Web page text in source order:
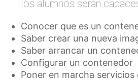
los alumnos serán
Conocer que es un
Saber crear una nueva
Saber arrancar un
Configurar un contenedor
Poner en marcha servicios